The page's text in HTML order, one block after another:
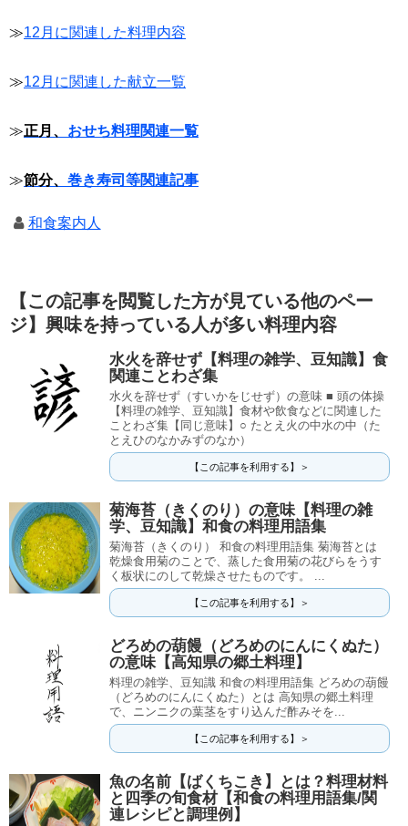
≫12月に関連した料理内容
≫12月に関連した献立一覧
≫正月、 おせち料理関連一覧
≫節分、 巻き寿司等関連記事
和食案内人
【この記事を閲覧した方が見ている他のペー
ジ】興味を持っている人が多い料理内容
水火を辞せず【料理の雑学、豆知識】食
関連ことわざ集
水火を辞せず（すいかをじせず）の意味 ■ 頭の体操
【料理の雑学、豆知識】食材や飲食などに関連した
ことわざ集【同じ意味】○ たとえ火の中水の中（た
とえひのなかみずのなか）
【この記事を利用する】＞
菊海苔（きくのり）の意味【料理の雑
学、豆知識】和食の料理用語集
菊海苔（きくのり） 和食の料理用語集 菊海苔とは
乾燥食用菊のことで、蒸した食用菊の花びらをうす
く板状にのして乾燥させたものです。 ...
【この記事を利用する】＞
どろめの葫饅（どろめのにんにくぬた）
の意味【高知県の郷土料理】
料理の雑学、豆知識 和食の料理用語集 どろめの葫饅
（どろめのにんにくぬた）とは 高知県の郷土料理
で、ニンニクの葉茎をすり込んだ酢みそを...
【この記事を利用する】＞
魚の名前【ばくちこき】とは？料理材料
と四季の旬食材【和食の料理用語集/関
連レシピと調理例】